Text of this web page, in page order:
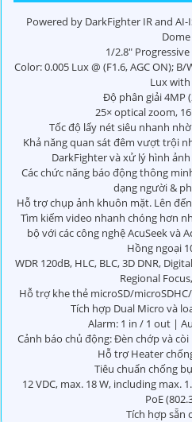
Powered by DarkFighter IR and
Dome
1/2.8" Progressive
Color: 0.005 Lux @ (F1.6, AGC ON); B/
Lux with
Độ phân giải 4MP
25× optical zoom,
Tốc độ lấy nét siêu nhanh
Khả năng quan sát đêm vượt trội
DarkFighter và xử lý hình
Các chức năng báo động thông
dạng người &
Hỗ trợ chụp ảnh khuôn mặt. Lên
Tìm kiếm video nhanh chóng hơn
bộ với các công nghệ AcuSeek và
Hồng ngoại
WDR 120dB, HLC, BLC, 3D DNR,
Regional
Hỗ trợ khe thẻ microSD/
Tích hợp Dual Micro và
Alarm: 1 in / 1 out |
Cảnh báo chủ động: Đèn chớp và
Hỗ trợ Heater
Tiêu chuẩn chống
12 VDC, max. 18 W, including max.
PoE
Tích hợp sẵn